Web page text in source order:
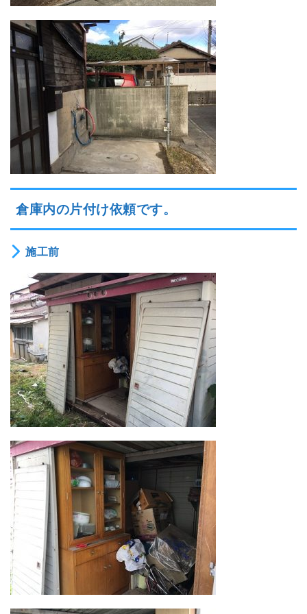
倉庫内の片付け依頼です。
施工前